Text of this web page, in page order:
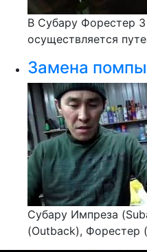
В Субару Форестер
осуществляется
Замена
Субару Импреза
(Outback), Форестер